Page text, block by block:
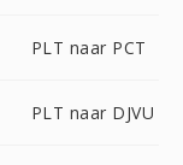
PLT naar PCT
PLT naar DJVU